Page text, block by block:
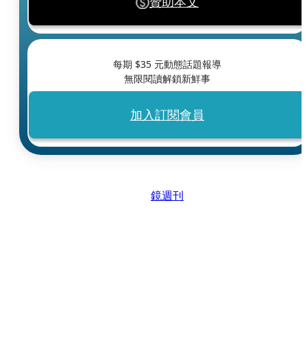
每期 $35 元動態話題報導
無限閱讀解鎖新鮮事
加入訂閱會員
鏡週刊